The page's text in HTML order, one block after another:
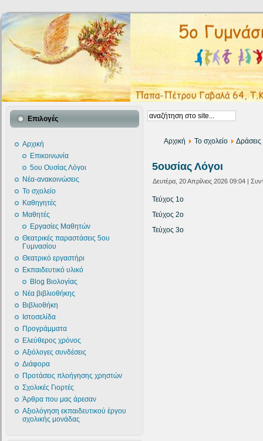
Επιλογές
Αρχική
Επικοινωνία
5ου Ουσίας Λόγοι
Νέα-ανακοινώσεις
Το σχολείο
Καθηγητές
Μαθητές
Εργασίες Μαθητών
Θεατρικές παραστάσεις 5ου
Γυμνασίου
Θεατρικό εργαστήρι
Εκπαιδευτικό υλικό
Blog Βιολογίας
Νέα βιβλιοθήκης
Βιβλιοθήκη
Ιστοσελίδα
Προγράμματα
Ελεύθερος χρόνος
Αξιόλογες συνδέσεις
Διάφορα
Προτάσεις πλοήγησης χρηστών
Σχολικές Γιορτές
Άρθρα που μας άρεσαν
Αξιολόγηση εκπαιδευτικού έργου
σχολικής μονάδας
Αρχική Το σχολείο Δράσεις
5ουσίας Λόγοι
Δευτέρα, 20 Απρίλιος 2026 09:04 |
Τεύχος 1ο
Τεύχος 2ο
Τεύχος 3o